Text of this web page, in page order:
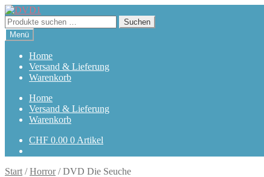
Zur
Navigation
springen
Zum
Inhalt
springen
Suchen
nach:
Suchen
Menü
Home
Versand & Lieferung
Warenkorb
Home
Versand & Lieferung
Warenkorb
CHF 0.00 0 Artikel
Start /Horror/DVD Die Seuche